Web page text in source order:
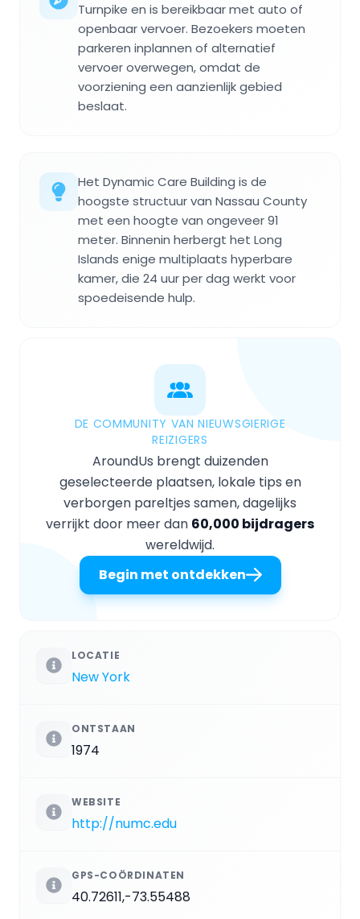
Turnpike en is bereikbaar met auto of
openbaar vervoer. Bezoekers moeten
parkeren inplannen of alternatief
vervoer overwegen, omdat de
voorziening een aanzienlijk gebied
beslaat.
Het Dynamic Care Building is de
hoogste structuur van Nassau County
met een hoogte van ongeveer 91
meter. Binnenin herbergt het Long
Islands enige multiplaats hyperbare
kamer, die 24 uur per dag werkt voor
spoedeisende hulp.
DE COMMUNITY VAN NIEUWSGIERIGE
REIZIGERS
AroundUs brengt duizenden
geselecteerde plaatsen, lokale tips en
verborgen pareltjes samen, dagelijks
verrijkt door meer dan 60,000 bijdragers
wereldwijd.
Begin met ontdekken
LOCATIE
New York
ONTSTAAN
1974
WEBSITE
http://numc.edu
GPS-COÖRDINATEN
40.72611,-73.55488